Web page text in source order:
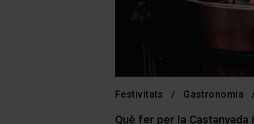
Festivitats Gastronomia
Què fer per la Castanyada